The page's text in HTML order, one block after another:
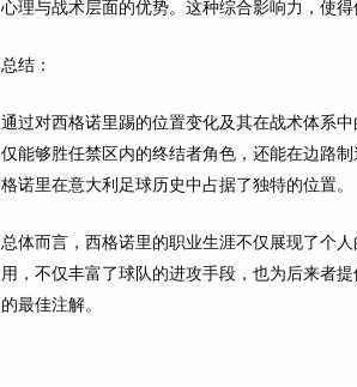
心理与战术层面的优势。这种综合影响力，使
总结：
通过对西格诺里踢的位置变化及其在战术体系
仅能够胜任禁区内的终结者角色，还能在边路
格诺里在意大利足球历史中占据了独特的位置。
总体而言，西格诺里的职业生涯不仅展现了个
用，不仅丰富了球队的进攻手段，也为后来者
的最佳注解。